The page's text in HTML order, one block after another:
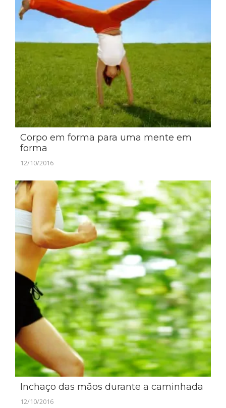
Corpo em forma para uma mente em
forma
12/10/2016
Inchaço das mãos durante a caminhada
12/10/2016